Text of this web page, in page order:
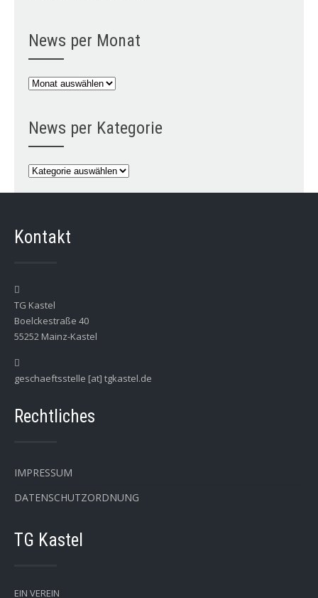
News per Monat
News
News per Kategorie
News
Kontakt
TG Kastel
Boelckestraße 40
55252 Mainz-Kastel
geschaeftsstelle [at] tgkastel.de
Rechtliches
IMPRESSUM
DATENSCHUTZORDNUNG
TG Kastel
EIN VEREIN